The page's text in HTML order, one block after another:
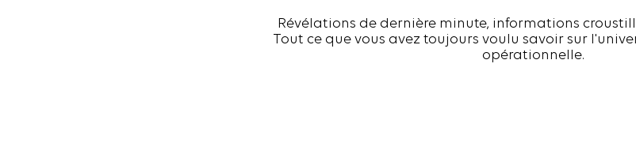
Révélations de dernière minute, informations
Tout ce que vous avez toujours voulu savoir sur
opérationnelle.